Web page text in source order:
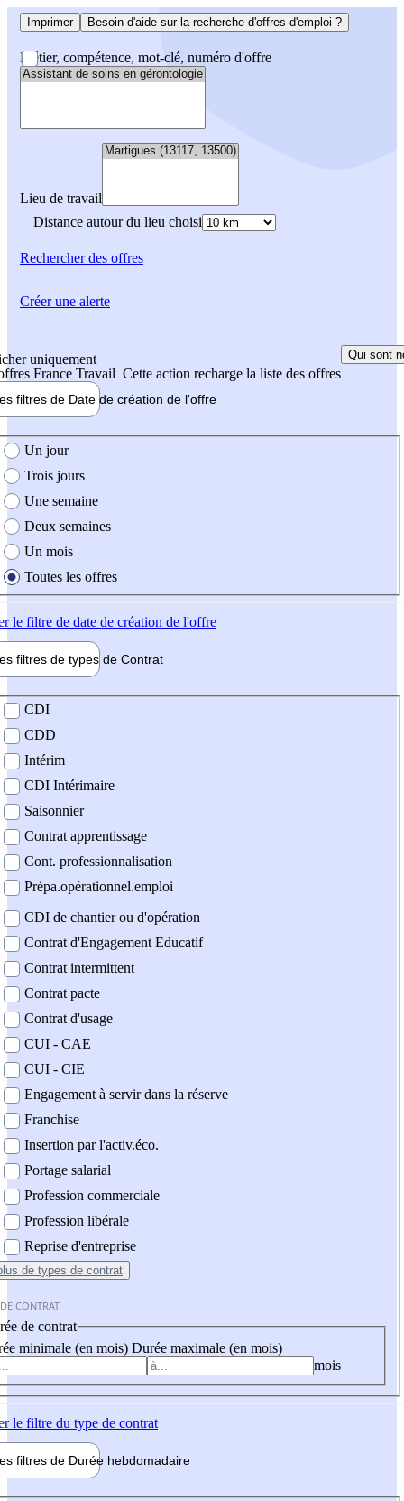
Imprimer Besoin d'aide sur la recherche d'offres d'emploi ?
Métier, compétence, mot-clé, numéro d'offre
Lieu de travail
Distance autour du lieu choisi
Rechercherdes offres
uniquement
France Travail Cette action recharge la liste des offres
Qui sont
filtres de Date de création de l'offre
création de l'offre
Un jour
Trois jours
Une semaine
Deux semaines
Un mois
Toutes les offres
le filtre de date de création de l'offre
filtres de types de Contrat
contrat
CDI
CDD
Intérim
CDI Intérimaire
Saisonnier
Contrat apprentissage
Cont. professionnalisation
Prépa.opérationnel.emploi
CDI de chantier ou d'opération
Contrat d'Engagement Educatif
Contrat intermittent
Contrat pacte
Contrat d'usage
CUI - CAE
CUI - CIE
Engagement à servir dans la réserve
Franchise
Insertion par l'activ.éco.
Portage salarial
Profession commerciale
Profession libérale
Reprise d'entreprise
de types de contrat
CONTRAT
de contrat
minimale (en mois) Durée maximale (en mois)
mois
le filtre du type de contrat
filtres de Durée hebdomadaire
Créer une alerte